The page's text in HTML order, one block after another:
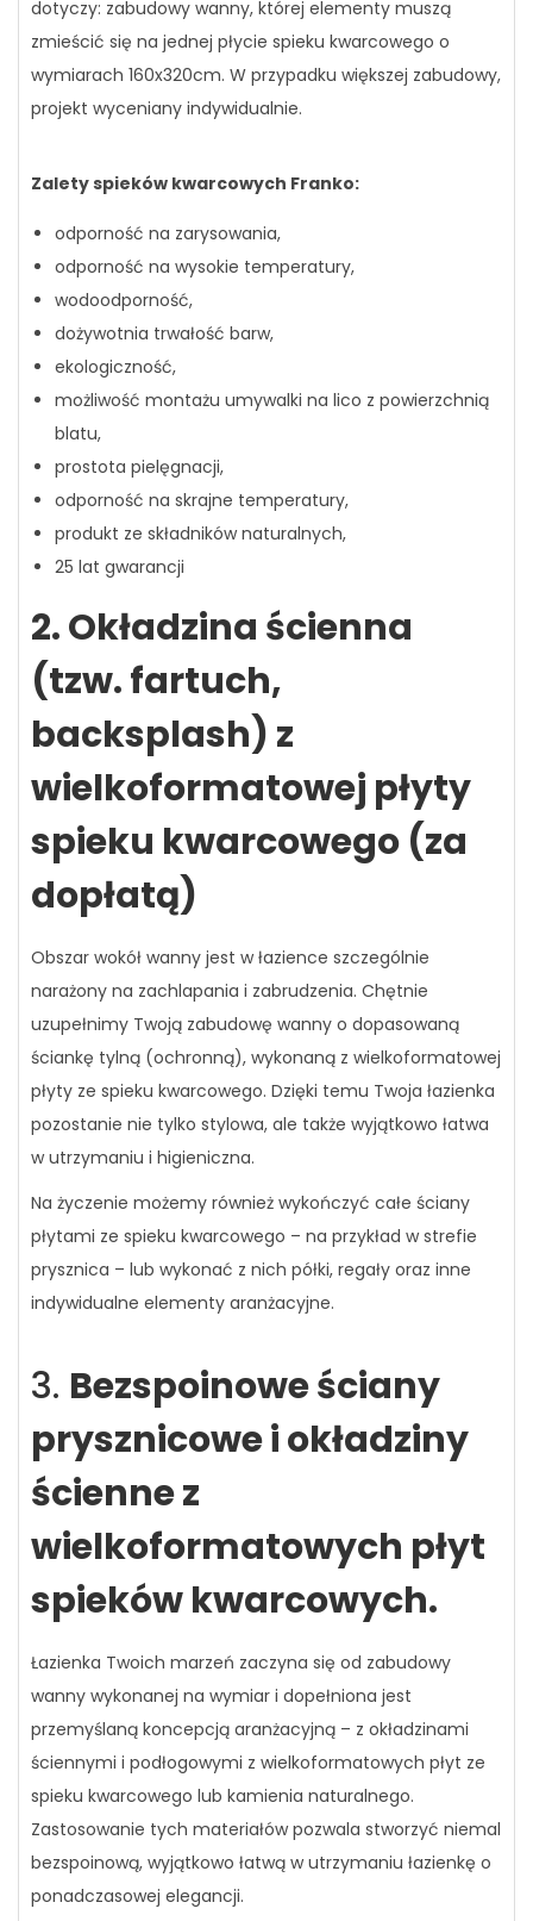
dotyczy: zabudowy wanny, której elementy muszą
zmieścić się na jednej płycie spieku kwarcowego o
wymiarach 160x320cm. W przypadku większej zabudowy,
projekt wyceniany indywidualnie.
Zalety spieków kwarcowych Franko:
odporność na zarysowania,
odporność na wysokie temperatury,
wodoodporność,
dożywotnia trwałość barw,
ekologiczność,
możliwość montażu umywalki na lico z powierzchnią
blatu,
prostota pielęgnacji,
odporność na skrajne temperatury,
produkt ze składników naturalnych,
25 lat gwarancji
2. Okładzina ścienna
(tzw. fartuch,
backsplash) z
wielkoformatowej płyty
spieku kwarcowego (za
dopłatą)
Obszar wokół wanny jest w łazience szczególnie
narażony na zachlapania i zabrudzenia. Chętnie
uzupełnimy Twoją zabudowę wanny o dopasowaną
ściankę tylną (ochronną), wykonaną z wielkoformatowej
płyty ze spieku kwarcowego. Dzięki temu Twoja łazienka
pozostanie nie tylko stylowa, ale także wyjątkowo łatwa
w utrzymaniu i higieniczna.
Na życzenie możemy również wykończyć całe ściany
płytami ze spieku kwarcowego – na przykład w strefie
prysznica – lub wykonać z nich półki, regały oraz inne
indywidualne elementy aranżacyjne.
3. Bezspoinowe ściany
prysznicowe i okładziny
ścienne z
wielkoformatowych płyt
spieków kwarcowych.
Łazienka Twoich marzeń zaczyna się od zabudowy
wanny wykonanej na wymiar i dopełniona jest
przemyślaną koncepcją aranżacyjną – z okładzinami
ściennymi i podłogowymi z wielkoformatowych płyt ze
spieku kwarcowego lub kamienia naturalnego.
Zastosowanie tych materiałów pozwala stworzyć niemal
bezspoinową, wyjątkowo łatwą w utrzymaniu łazienkę o
ponadczasowej elegancji.